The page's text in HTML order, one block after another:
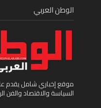
الوطن العربي
موقع إخباري شامل يقدم
السياسة والاقتصاد والفن